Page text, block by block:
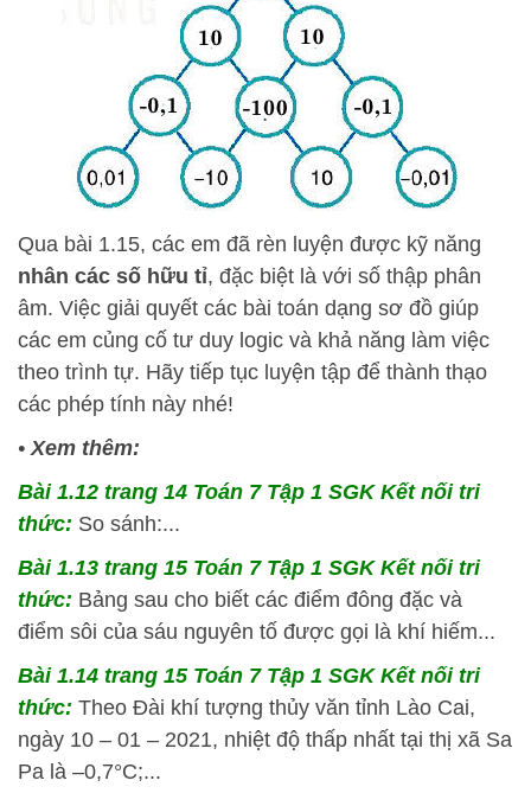
Qua bài 1.15, các em đã rèn luyện được kỹ năng
nhân các số hữu tỉ, đặc biệt là với số thập phân
âm. Việc giải quyết các bài toán dạng sơ đồ giúp
các em củng cố tư duy logic và khả năng làm việc
theo trình tự. Hãy tiếp tục luyện tập để thành thạo
các phép tính này nhé!
•Xem thêm:
Bài 1.12 trang 14 Toán 7 Tập 1 SGK Kết nối tri
thức: So sánh:...
Bài 1.13 trang 15 Toán 7 Tập 1 SGK Kết nối tri
thức: Bảng sau cho biết các điểm đông đặc và
điểm sôi của sáu nguyên tố được gọi là khí hiếm...
Bài 1.14 trang 15 Toán 7 Tập 1 SGK Kết nối tri
thức: Theo Đài khí tượng thủy văn tỉnh Lào Cai,
ngày 10 – 01 – 2021, nhiệt độ thấp nhất tại thị xã Sa
Pa là –0,7°C;...